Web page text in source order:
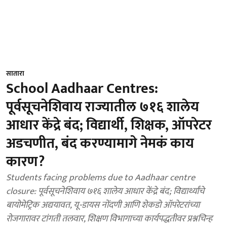
सातारा
School Aadhaar Centres:
पूर्वसूचनेशिवाय राज्यातील ७१६ शालेय
आधार केंद्रे बंद; विद्यार्थी, शिक्षक, ऑपरेटर
अडचणीत, बंद करण्यामागे नेमकं काय
कारण?
Students facing problems due to Aadhaar centre
closure: पूर्वसूचनेशिवाय ७१६ शालेय आधार केंद्रे बंद; विद्यार्थ्यांचे
बायोमेट्रिक अद्ययावत, यू-डायस नोंदणी आणि शेकडो ऑपरेटरांच्या
रोजगारावर टांगती तलवार, शिक्षण विभागाच्या कार्यपद्धतीवर प्रश्नचिन्ह